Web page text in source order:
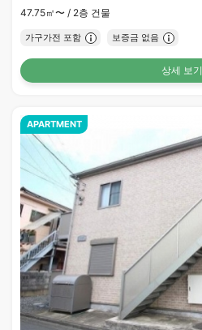
47.75㎡〜 / 2층 건물
가구가전 포함 보증금 없음
상세 보기
APARTMENT